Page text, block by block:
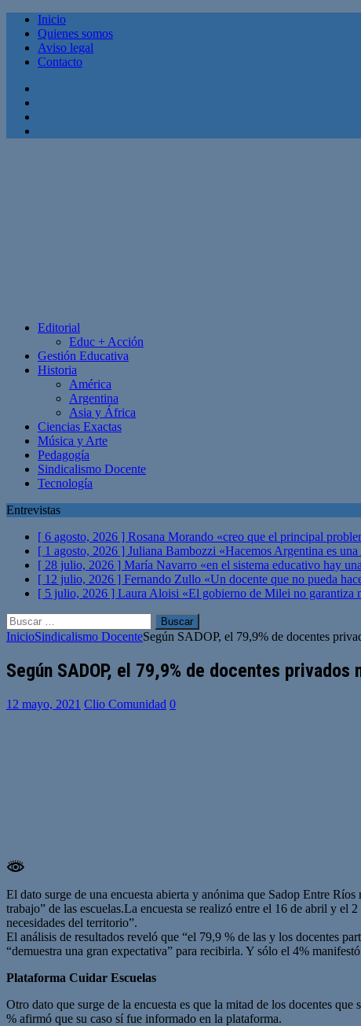
Inicio
Quienes somos
Aviso legal
Contacto
Editorial
Educ + Acción
Gestión Educativa
Historia
América
Argentina
Asia y África
Ciencias Exactas
Música y Arte
Pedagogía
Sindicalismo Docente
Tecnología
Entrevistas
[ 6 agosto, 2026 ] Rosana Morando «creo que el principal
[ 1 agosto, 2026 ] Juliana Bambozzi «Hacemos Argentina es
[ 28 julio, 2026 ] María Navarro «en el sistema educativo hay
[ 12 julio, 2026 ] Fernando Zullo «Un docente que no pueda
[ 5 julio, 2026 ] Laura Aloisi «El gobierno de Milei no garantiza
Buscar:
InicioSindicalismo DocenteSegún SADOP, el 79,9% de docentes
Según SADOP, el 79,9% de docentes
12 mayo, 2021 Clio Comunidad 0
El dato surge de una encuesta abierta y anónima que Sadop Entre
trabajo” de las escuelas.La encuesta se realizó entre el 16 de abril y el
necesidades del territorio”.
El análisis de resultados reveló que “el 79,9 % de las y los docentes
“demuestra una gran expectativa” para recibirla. Y sólo el 4%
Plataforma Cuidar Escuelas
Otro dato que surge de la encuesta es que la mitad de los docentes
% afirmó que su caso sí fue informado en la plataforma.